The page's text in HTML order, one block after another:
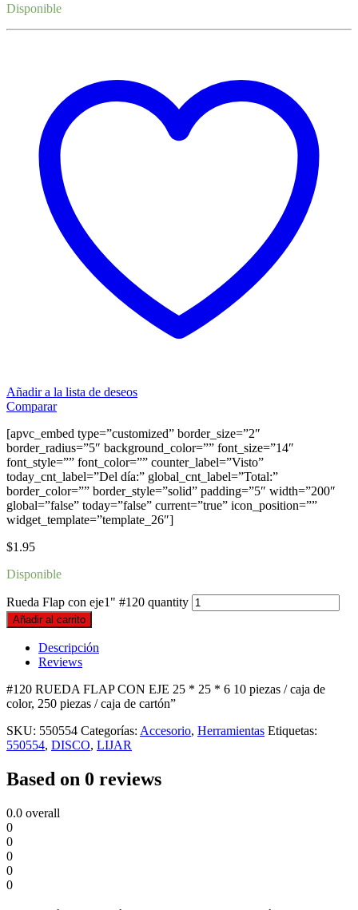
Disponible
Añadir a la lista de deseos
Comparar
[apvc_embed type=”customized” border_size=”2″
border_radius=”5″ background_color=”” font_size=”14″
font_style=”” font_color=”” counter_label=”Visto”
today_cnt_label=”Del día:” global_cnt_label=”Total:”
border_color=”” border_style=”solid” padding=”5″ width=”200″
global=”false” today=”false” current=”true” icon_position=””
widget_template=”template_26″]
$1.95
Disponible
Rueda Flap con eje1" #120 quantity
Añadir al carrito
Descripción
Reviews
#120 RUEDA FLAP CON EJE 25 * 25 * 6 10 piezas / caja de
color, 250 piezas / caja de cartón”
SKU: 550554 Categorías: Accesorio, Herramientas Etiquetas:
550554, DISCO, LIJAR
Based on 0 reviews
0.0 overall
0
0
0
0
0